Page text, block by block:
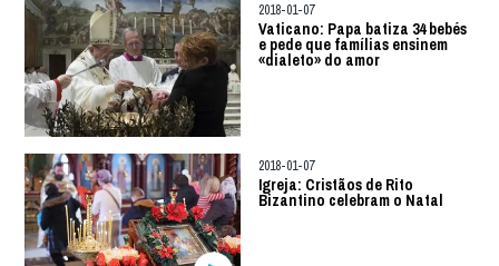
2018-01-07
Vaticano: Papa batiza 34 bebés
e pede que famílias ensinem
«dialeto» do amor
2018-01-07
Igreja: Cristãos de Rito
Bizantino celebram o Natal